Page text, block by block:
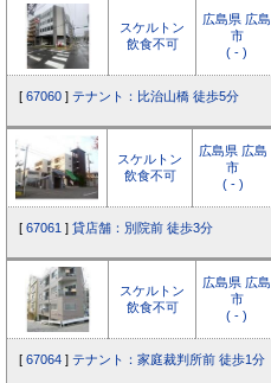
スケルトン
飲食不可
広島県 広島
市
( - )
[ 67060 ] テナント：比治山橋 徒歩5分
スケルトン
飲食不可
広島県 広島
市
( - )
[ 67061 ] 貸店舗：別院前 徒歩3分
スケルトン
飲食不可
広島県 広島
市
( - )
[ 67064 ] テナント：家庭裁判所前 徒歩1分